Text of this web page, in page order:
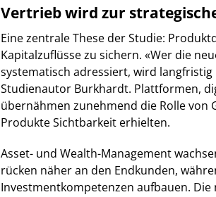
Vertrieb wird zur
Eine zentrale These der Studie:
Kapitalzuflüsse zu sichern. «Wer die
systematisch adressiert, wird
Studienautor Burkhardt. Plattformen,
übernähmen zunehmend die Rolle von
Produkte Sichtbarkeit erhielten.
Asset- und Wealth-Management
rücken näher an den Endkunden,
Investmentkompetenzen aufbauen.